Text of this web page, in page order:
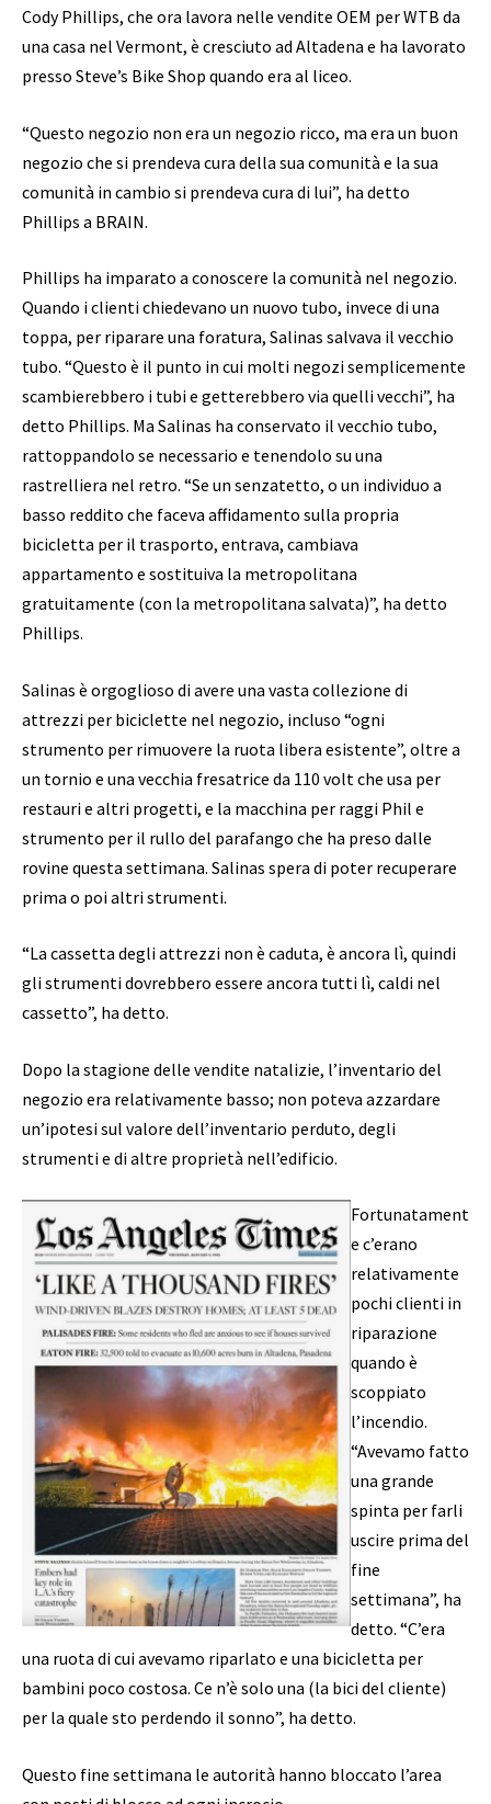
Cody Phillips, che ora lavora nelle vendite OEM per WTB da
una casa nel Vermont, è cresciuto ad Altadena e ha lavorato
presso Steve’s Bike Shop quando era al liceo.
“Questo negozio non era un negozio ricco, ma era un buon
negozio che si prendeva cura della sua comunità e la sua
comunità in cambio si prendeva cura di lui”, ha detto
Phillips a BRAIN.
Phillips ha imparato a conoscere la comunità nel negozio.
Quando i clienti chiedevano un nuovo tubo, invece di una
toppa, per riparare una foratura, Salinas salvava il vecchio
tubo. “Questo è il punto in cui molti negozi semplicemente
scambierebbero i tubi e getterebbero via quelli vecchi”, ha
detto Phillips. Ma Salinas ha conservato il vecchio tubo,
rattoppandolo se necessario e tenendolo su una
rastrelliera nel retro. “Se un senzatetto, o un individuo a
basso reddito che faceva affidamento sulla propria
bicicletta per il trasporto, entrava, cambiava
appartamento e sostituiva la metropolitana
gratuitamente (con la metropolitana salvata)”, ha detto
Phillips.
Salinas è orgoglioso di avere una vasta collezione di
attrezzi per biciclette nel negozio, incluso “ogni
strumento per rimuovere la ruota libera esistente”, oltre a
un tornio e una vecchia fresatrice da 110 volt che usa per
restauri e altri progetti, e la macchina per raggi Phil e
strumento per il rullo del parafango che ha preso dalle
rovine questa settimana. Salinas spera di poter recuperare
prima o poi altri strumenti.
“La cassetta degli attrezzi non è caduta, è ancora lì, quindi
gli strumenti dovrebbero essere ancora tutti lì, caldi nel
cassetto”, ha detto.
Dopo la stagione delle vendite natalizie, l’inventario del
negozio era relativamente basso; non poteva azzardare
un’ipotesi sul valore dell’inventario perduto, degli
strumenti e di altre proprietà nell’edificio.
Fortunatament
e c’erano
relativamente
pochi clienti in
riparazione
quando è
scoppiato
l’incendio.
“Avevamo fatto
una grande
spinta per farli
uscire prima del
fine
settimana”, ha
detto. “C’era
una ruota di cui avevamo riparlato e una bicicletta per
bambini poco costosa. Ce n’è solo una (la bici del cliente)
per la quale sto perdendo il sonno”, ha detto.
Questo fine settimana le autorità hanno bloccato l’area